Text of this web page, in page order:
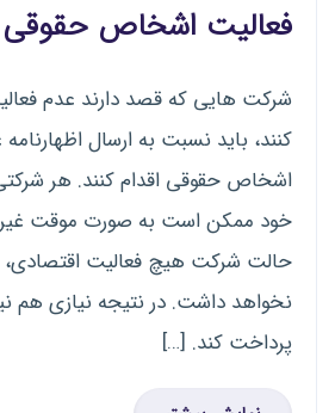
فعالیت اشخاص حقوقی
شرکت هایی که قصد دارند عدم
کنند، باید نسبت به ارسال
اشخاص حقوقی اقدام کنند. هر
خود ممکن است به صورت موقت
حالت شرکت هیچ فعالیت اقتصادی،
نخواهد داشت. در نتیجه نیازی هم
پرداخت کند. […]